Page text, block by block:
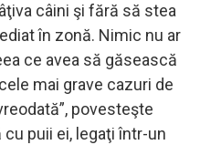
câini şi fără să stea
în zonă. Nimic nu ar
ce avea să găsească
mai grave cazuri de
povesteşte
cu puii ei, legaţi într-un